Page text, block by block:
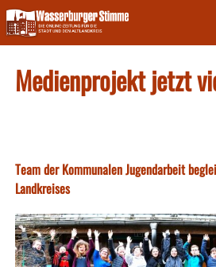
Skip
to
content
Medienprojekt jetzt
Team der Kommunalen Jugendarbeit
Landkreises